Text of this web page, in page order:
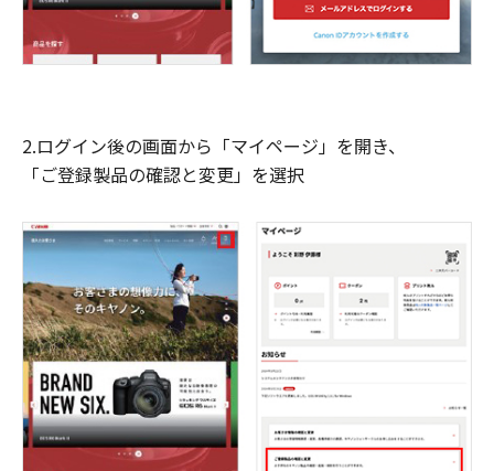
2.ログイン後の画面から「マイページ」を開き、
「ご登録製品の確認と変更」を選択